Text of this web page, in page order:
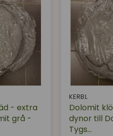
- extra
grå -
KERBL
Dolomit
dynor till
Tygs...